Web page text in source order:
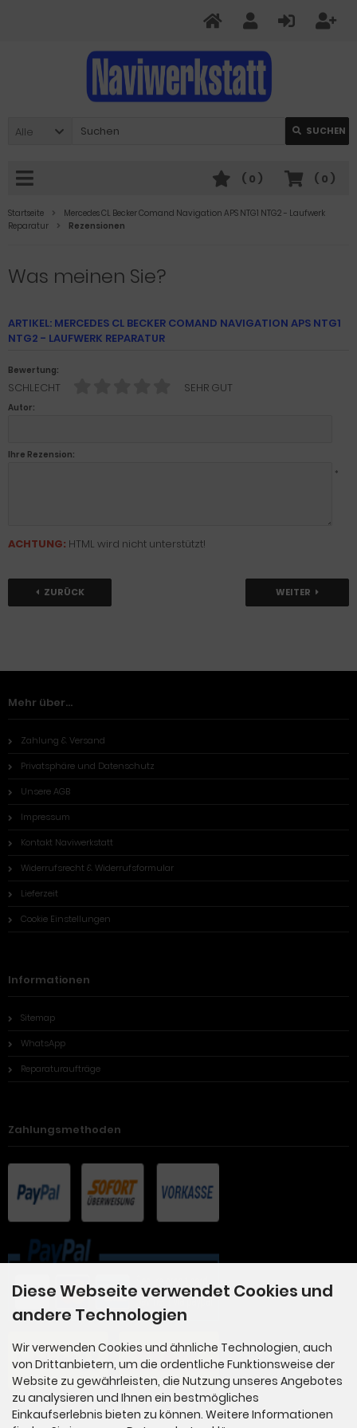
Alle SUCHEN
( 0 )
( 0 )
Startseite
Mercedes CL Becker Comand Navigation APS NTG1 NTG2 - Laufwerk
Reparatur
Rezensionen
Was meinen Sie?
ARTIKEL: MERCEDES CL BECKER COMAND NAVIGATION APS NTG1
NTG2 - LAUFWERK REPARATUR
Bewertung:
SCHLECHT SEHR GUT
Autor:
Ihre Rezension:
*
ACHTUNG: HTML wird nicht unterstützt!
ZURÜCK WEITER
Mehr über...
Zahlung & Versand
Privatsphäre und Datenschutz
Unsere AGB
Impressum
Kontakt Naviwerkstatt
Widerrufsrecht & Widerrufsformular
Lieferzeit
Cookie Einstellungen
Informationen
Sitemap
WhatsApp
Reparaturaufträge
Zahlungsmethoden
Diese Webseite verwendet Cookies und
andere Technologien
Wir verwenden Cookies und ähnliche Technologien, auch
von Drittanbietern, um die ordentliche Funktionsweise der
Website zu gewährleisten, die Nutzung unseres Angebotes
zu analysieren und Ihnen ein bestmögliches
Einkaufserlebnis bieten zu können. Weitere Informationen